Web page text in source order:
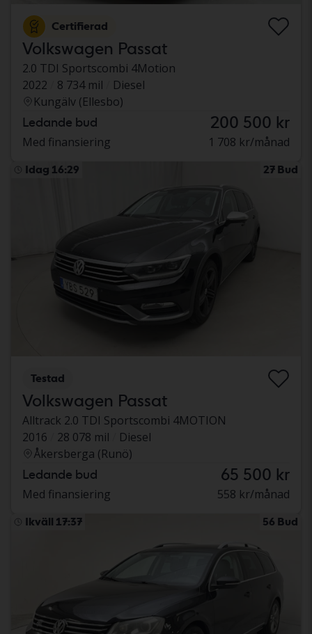
Certifierad
Volkswagen Passat
2.0 TDI Sportscombi 4Motion
2022
8 734 mil
Diesel
Kungälv (Ellesbo)
Ledande bud 200 500 kr
Med finansiering 1 708 kr/månad
Idag 16:29 27 Bud
Testad
Volkswagen Passat
Alltrack 2.0 TDI Sportscombi 4MOTION
2016
28 078 mil
Diesel
Åkersberga (Runö)
Ledande bud 65 500 kr
Med finansiering 558 kr/månad
Ikväll 17:37 56 Bud